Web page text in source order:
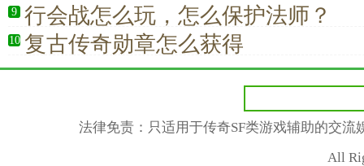
9 行会战怎么玩，怎么保护法师？
10 复古传奇勋章怎么获得
法律免责：只适用于传奇SF类游戏辅助的交
All